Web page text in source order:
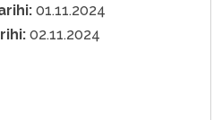
01.11.2024
02.11.2024